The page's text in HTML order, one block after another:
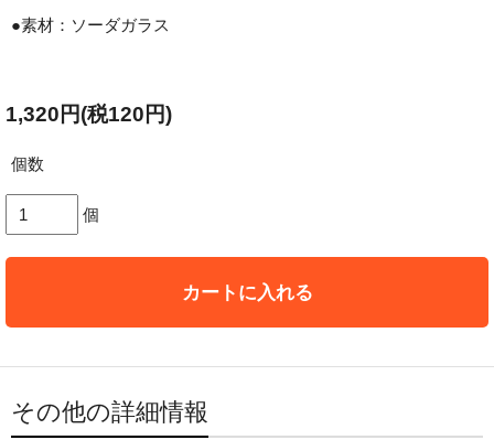
●素材：ソーダガラス
1,320円(税120円)
個数
個
カートに入れる
その他の詳細情報